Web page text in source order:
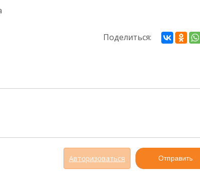
Поделиться:
Авторизоваться Отправить